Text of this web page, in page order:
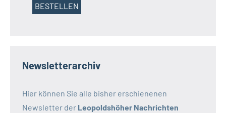
Newsletterarchiv
Hier können Sie alle bisher erschienenen
Newsletter der Leopoldshöher Nachrichten